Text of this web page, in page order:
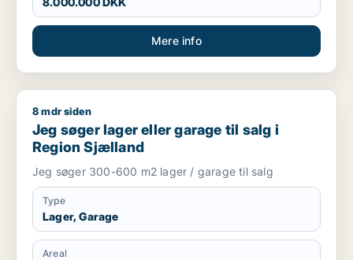
Mere info
Jeg søger lager eller garage til salg i Region Sjælland
8 mdr siden
Jeg søger lager eller garage til salg i
Region Sjælland
Jeg søger 300-600 m2 lager / garage til salg
Type
Lager, Garage
Areal